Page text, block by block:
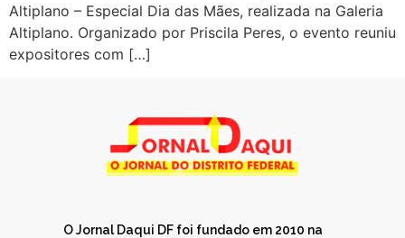
Altiplano – Especial Dia das Mães, realizada na Galeria
Altiplano. Organizado por Priscila Peres, o evento reuniu
expositores com […]
O Jornal Daqui DF foi fundado em 2010 na